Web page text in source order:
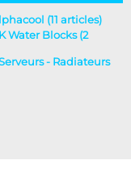
(11 articles)
Water Blocks (2
- Radiateurs